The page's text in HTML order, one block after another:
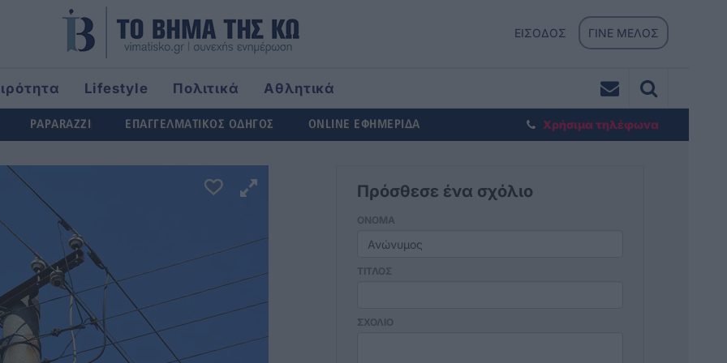
ΕΙΣΟΔΟΣ ΓΙΝΕ ΜΕΛΟΣ
Lifestyle Πολιτικά
Αθλητικά
PAPARAZZI ΕΠΑΓΓΕΛΜΑΤΙΚΟΣ ΟΔΗΓΟΣ ONLINE ΕΦΗΜΕΡΙΔΑ Χρήσιμα τηλέφωνα
Πρόσθεσε ένα σχόλιο
ΟΝΟΜΑ
ΤΙΤΛΟΣ
ΣΧΟΛΙΟ